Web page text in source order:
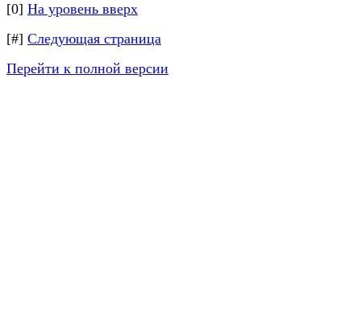
[0] На уровень вверх
[#] Следующая страница
Перейти к полной версии